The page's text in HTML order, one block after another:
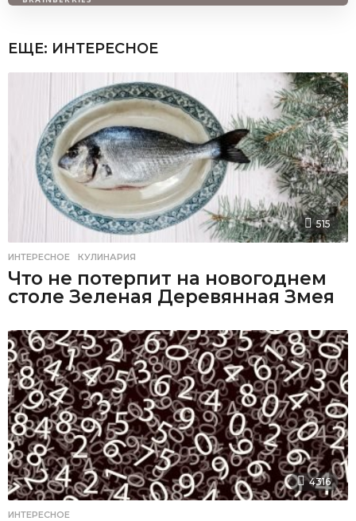
ЕЩЕ: ИНТЕРЕСНОЕ
515
ИНТЕРЕСНОЕ ,КУЛИНАРИЯ
Что не потерпит на новогоднем
столе Зеленая Деревянная Змея
4316
ИНТЕРЕСНОЕ